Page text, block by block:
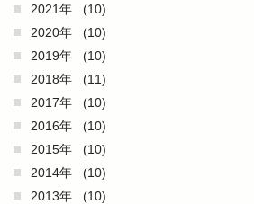
2021年
(10)
2020年
(10)
2019年
(10)
2018年
(11)
2017年
(10)
2016年
(10)
2015年
(10)
2014年
(10)
2013年
(10)